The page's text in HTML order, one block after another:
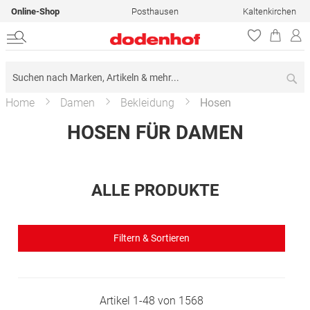
Online-Shop Posthausen Kaltenkirchen
Home Damen Bekleidung Hosen
HOSEN FÜR DAMEN
ALLE PRODUKTE
Filtern & Sortieren
Artikel 1-48 von 1568